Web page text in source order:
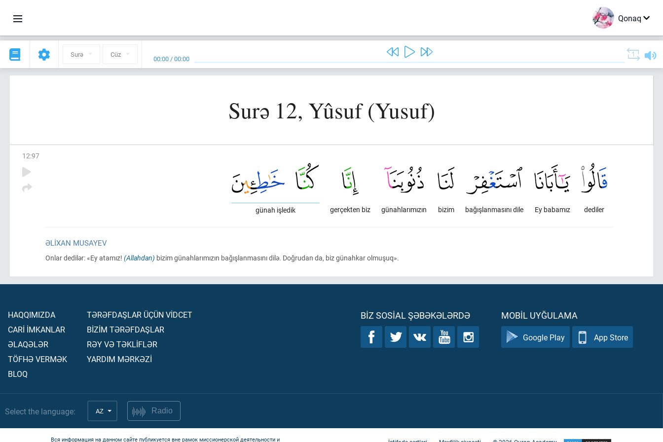
Qonaq
Surə Cüz 00:00 /00:00
Surə 12, Yûsuf (Yusuf)
12:97
dediler
Ey babamız
bağışlanmasını dile
bizim
günahlarımızın
gerçekten biz
günah işledik
ƏLIXAN MUSAYEV
Onlar dedilər: «Ey atamız! (Allahdan) bizim günahlarımızın bağışlanmasını dilə. Doğrudan da, biz günahkar olmuşuq».
HAQQIMIZDA
CARİ İMKANLAR
ƏLAQƏLƏR
TÖFHƏ VERMƏK
BLOQ
TƏRƏFDAŞLAR ÜÇÜN VİDCET
BİZİM TƏRƏFDAŞLAR
RƏY VƏ TƏKLİFLƏR
YARDIM MƏRKƏZİ
BIZ SOSIAL ŞƏBƏKƏLƏRDƏ MOBIL UYĞULAMA
Google Play App Store
Select the language: AZ Radio
Вся информация на данном сайте публикуется вне рамок миссионерской деятельности и